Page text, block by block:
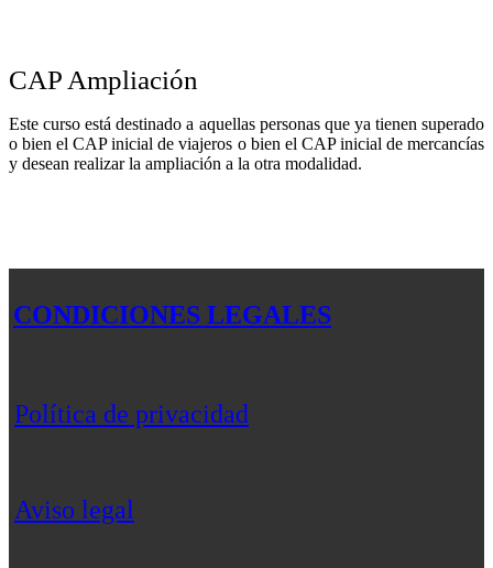
CAP Ampliación
Este curso está destinado a aquellas personas que ya tienen superado
o bien el CAP inicial de viajeros o bien el CAP inicial de mercancías
y desean realizar la ampliación a la otra modalidad.
CONDICIONES LEGALES
Política de privacidad
Aviso legal